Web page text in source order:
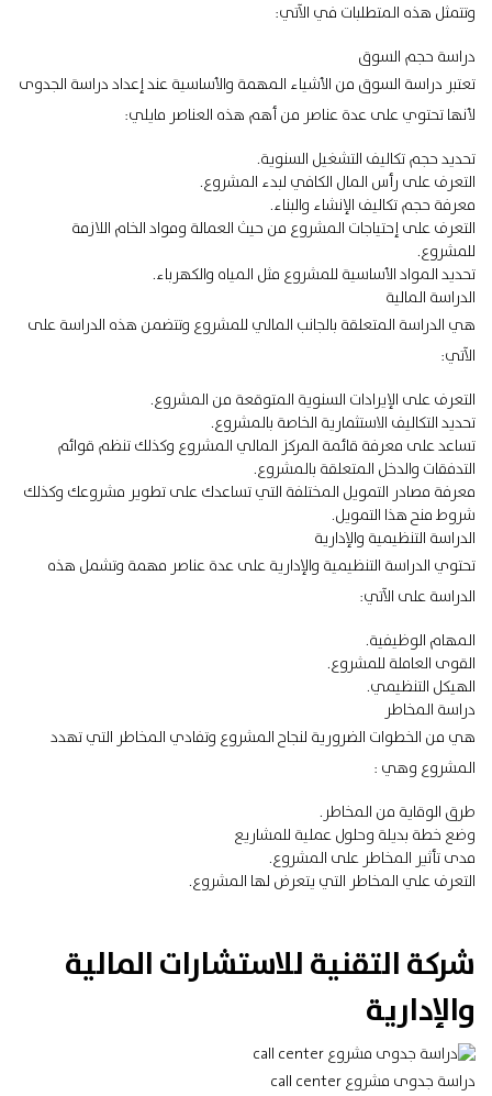
وتتمثل هذه المتطلبات في الآتي:
دراسة حجم السوق
تعتبر دراسة السوق من الأشياء المهمة والأساسية عند إعداد دراسة الجدوى
لأنها تحتوي على عدة عناصر من أهم هذه العناصر مايلي:
تحديد حجم تكاليف التشغيل السنوية.
التعرف على رأس المال الكافي لبدء المشروع.
معرفة حجم تكاليف الإنشاء والبناء.
التعرف على إحتياجات المشروع من حيث العمالة ومواد الخام اللازمة
للمشروع.
تحديدالمواد الأساسية للمشروع مثل المياه والكهرباء.
الدراسة المالية
هي الدراسة المتعلقة بالجانب المالي للمشروع وتتضمن هذه الدراسة على
الآتي:
التعرف على الإيرادات السنوية المتوقعة من المشروع.
تحديد التكاليف الاستثمارية الخاصة بالمشروع.
تساعد على معرفة قائمة المركز المالي المشروع وكذلك تنظم قوائم
التدفقات والدخل المتعلقة بالمشروع.
معرفة مصادر التمويل المختلفة التي تساعدك على تطوير مشروعك وكذلك
شروط منح هذا التمويل.
الدراسة التنظيمية والإدارية
تحتوي الدراسة التنظيمية والإدارية على عدة عناصر مهمة وتشمل هذه
الدراسة على الآتي:
المهام الوظيفية.
القوى العاملة للمشروع.
الهيكل التنظيمي.
دراسة المخاطر
هي من الخطوات الضرورية لنجاح المشروع وتفادي المخاطر التي تهدد
المشروع وهي :
طرق الوقاية من المخاطر.
وضع خطة بديلة وحلول عملية للمشاريع
مدى تأثير المخاطر على المشروع.
التعرف علي المخاطر التي يتعرض لها المشروع.
شركة التقنية للاستشارات المالية
والإدارية
دراسة جدوى مشروع call center